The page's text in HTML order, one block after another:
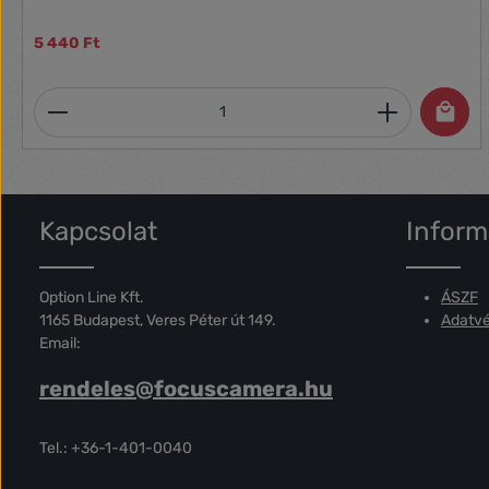
5 440 Ft
Termékmennyiség: Adja meg a
Kapcsolat
Option Line Kft.
1165 Budapest, Veres Péter út 149.
Email:
rendeles@focuscamera.hu
Tel.: +36-1-401-0040
ÁSZF